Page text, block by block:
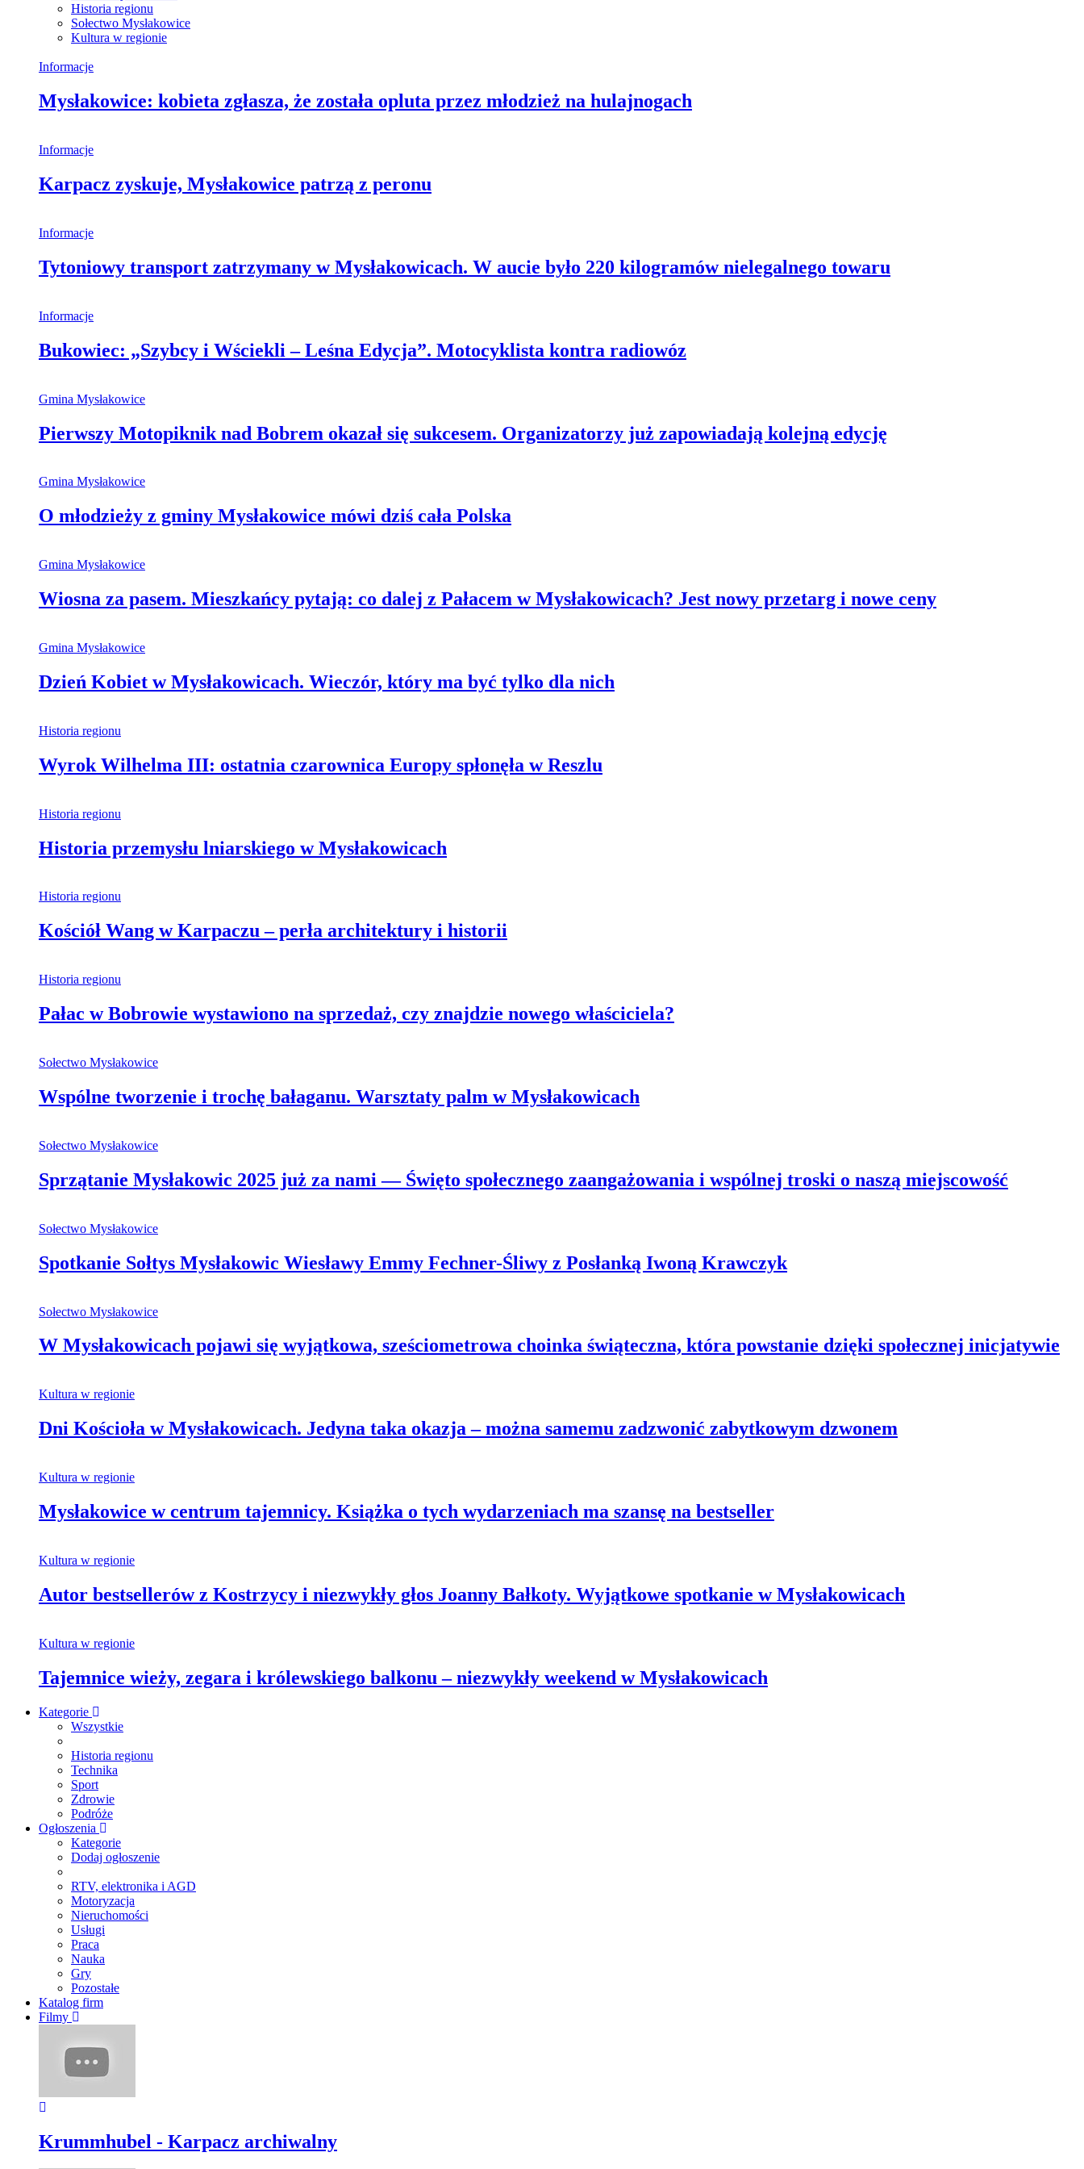
Historia regionu
Sołectwo Mysłakowice
Kultura w regionie
Informacje
Mysłakowice: kobieta zgłasza, że została opluta przez młodzież na hulajnogach
Informacje
Karpacz zyskuje, Mysłakowice patrzą z peronu
Informacje
Tytoniowy transport zatrzymany w Mysłakowicach. W aucie było 220 kilogramów nielegalnego towaru
Informacje
Bukowiec: „Szybcy i Wściekli – Leśna Edycja”. Motocyklista kontra radiowóz
Gmina Mysłakowice
Pierwszy Motopiknik nad Bobrem okazał się sukcesem. Organizatorzy już zapowiadają kolejną edycję
Gmina Mysłakowice
O młodzieży z gminy Mysłakowice mówi dziś cała Polska
Gmina Mysłakowice
Wiosna za pasem. Mieszkańcy pytają: co dalej z Pałacem w Mysłakowicach? Jest nowy przetarg i nowe ceny
Gmina Mysłakowice
Dzień Kobiet w Mysłakowicach. Wieczór, który ma być tylko dla nich
Historia regionu
Wyrok Wilhelma III: ostatnia czarownica Europy spłonęła w Reszlu
Historia regionu
Historia przemysłu lniarskiego w Mysłakowicach
Historia regionu
Kościół Wang w Karpaczu – perła architektury i historii
Historia regionu
Pałac w Bobrowie wystawiono na sprzedaż, czy znajdzie nowego właściciela?
Sołectwo Mysłakowice
Wspólne tworzenie i trochę bałaganu. Warsztaty palm w Mysłakowicach
Sołectwo Mysłakowice
Sprzątanie Mysłakowic 2025 już za nami — Święto społecznego zaangażowania i wspólnej troski o naszą miejscowość
Sołectwo Mysłakowice
Spotkanie Sołtys Mysłakowic Wiesławy Emmy Fechner-Śliwy z Posłanką Iwoną Krawczyk
Sołectwo Mysłakowice
W Mysłakowicach pojawi się wyjątkowa, sześciometrowa choinka świąteczna, która powstanie dzięki społecznej inicjatywie
Kultura w regionie
Dni Kościoła w Mysłakowicach. Jedyna taka okazja – można samemu zadzwonić zabytkowym dzwonem
Kultura w regionie
Mysłakowice w centrum tajemnicy. Książka o tych wydarzeniach ma szansę na bestseller
Kultura w regionie
Autor bestsellerów z Kostrzycy i niezwykły głos Joanny Bałkoty. Wyjątkowe spotkanie w Mysłakowicach
Kultura w regionie
Tajemnice wieży, zegara i królewskiego balkonu – niezwykły weekend w Mysłakowicach
Kategorie
Wszystkie
Historia regionu
Technika
Sport
Zdrowie
Podróże
Ogłoszenia
Kategorie
Dodaj ogłoszenie
RTV, elektronika i AGD
Motoryzacja
Nieruchomości
Usługi
Praca
Nauka
Gry
Pozostałe
Katalog firm
Filmy
Krummhubel - Karpacz archiwalny